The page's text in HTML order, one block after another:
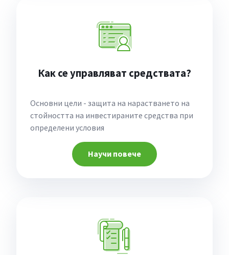
Как се управляват средствата?
Основни цели - защита на нарастването на
стойността на инвестираните средства при
определени условия
Научи повече